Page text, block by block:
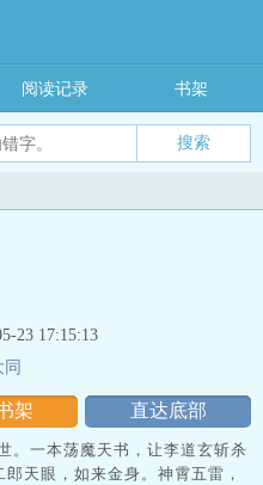
搜索
阅读记录 书架
架 直达底部
23 17:15:13
。一本荡魔天书，让李道玄斩杀
天眼，如来金身。神霄五雷，